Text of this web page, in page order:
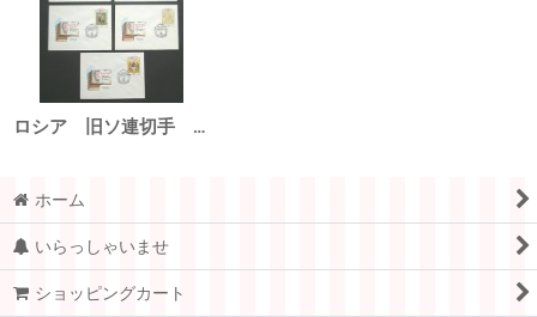
ロシア 旧ソ連切手 1991年 ロシア 旧ソ連帝国アート FDC封筒5枚セット
ホーム
いらっしゃいませ
ショッピングカート